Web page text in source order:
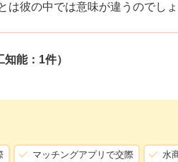
は彼の中では意味が違うのでしょ
能：1件）
マッチングアプリで交際 水